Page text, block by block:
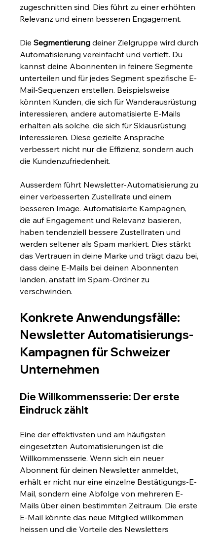
zugeschnitten sind. Dies führt zu einer erhöhten
Relevanz und einem besseren Engagement.
Die Segmentierung deiner Zielgruppe wird durch
Automatisierung vereinfacht und vertieft. Du
kannst deine Abonnenten in feinere Segmente
unterteilen und für jedes Segment spezifische E-
Mail-Sequenzen erstellen. Beispielsweise
könnten Kunden, die sich für Wanderausrüstung
interessieren, andere automatisierte E-Mails
erhalten als solche, die sich für Skiausrüstung
interessieren. Diese gezielte Ansprache
verbessert nicht nur die Effizienz, sondern auch
die Kundenzufriedenheit.
Ausserdem führt Newsletter-Automatisierung zu
einer verbesserten Zustellrate und einem
besseren Image. Automatisierte Kampagnen,
die auf Engagement und Relevanz basieren,
haben tendenziell bessere Zustellraten und
werden seltener als Spam markiert. Dies stärkt
das Vertrauen in deine Marke und trägt dazu bei,
dass deine E-Mails bei deinen Abonnenten
landen, anstatt im Spam-Ordner zu
verschwinden.
Konkrete Anwendungsfälle:
Newsletter Automatisierungs-
Kampagnen für Schweizer
Unternehmen
Die Willkommensserie: Der erste
Eindruck zählt
Eine der effektivsten und am häufigsten
eingesetzten Automatisierungen ist die
Willkommensserie. Wenn sich ein neuer
Abonnent für deinen Newsletter anmeldet,
erhält er nicht nur eine einzelne Bestätigungs-E-
Mail, sondern eine Abfolge von mehreren E-
Mails über einen bestimmten Zeitraum. Die erste
E-Mail könnte das neue Mitglied willkommen
heissen und die Vorteile des Newsletters